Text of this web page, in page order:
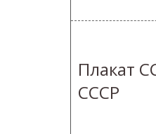
Плакат
СССР